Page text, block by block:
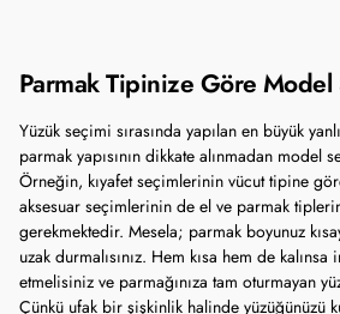
Parmak Tipinize Göre Model
Yüzük seçimi sırasında yapılan en büyük
parmak yapısının dikkate alınmadan model
Örneğin, kıyafet seçimlerinin vücut tipine
aksesuar seçimlerinin de el ve parmak
gerekmektedir. Mesela; parmak boyunuz
uzak durmalısınız. Hem kısa hem de
etmelisiniz ve parmağınıza tam oturmayan
Çünkü ufak bir şişkinlik halinde yüzüğünüzü